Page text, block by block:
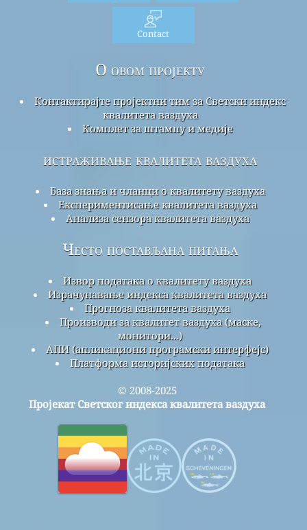
Contact
О овом пројекту
Контактирајте пројектни тим за Светски индекс
квалитета ваздуха
Комплет за штампу и медије
истраживање квалитета ваздуха
База знања и чланци о квалитету ваздуха
Експериментисање квалитета ваздуха
Анализа сензора квалитета ваздуха
Често постављана питања
Извор података о квалитету ваздуха
Израчунавање индекса квалитета ваздуха
Прогноза квалитета ваздуха
Производи за квалитет ваздуха (маске,
монитори...)
АПИ (апликациони програмски интерфејс)
Платформа историјских података
© 2008-2025
Пројекат Светског индекса квалитета ваздуха